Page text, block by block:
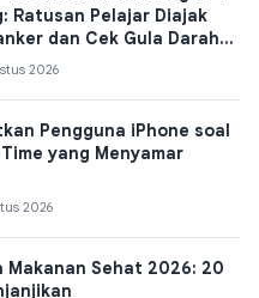
Ratusan Pelajar Diajak
dan Cek Gula Darah
2026
Pengguna iPhone soal
yang Menyamar
2026
Makanan Sehat 2026: 20